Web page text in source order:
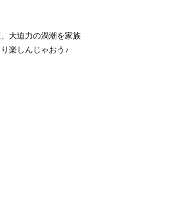
大迫力の渦潮を家族
楽しんじゃおう♪